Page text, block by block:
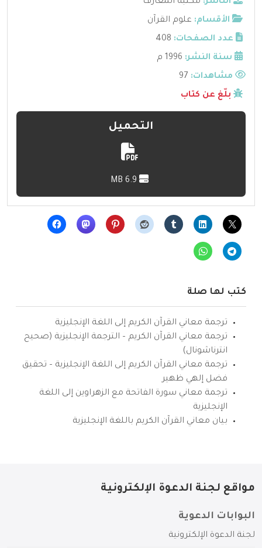
الأقسام: علوم القرآن
عدد الصفحات: 408
سنة النشر: 1996 م
مشاهدات:
بلّغ عن كتاب
التحميل
كتب لها صلة
ترجمة معاني القرآن الكريم إلى اللغة الإنجليزية
ترجمة معاني القرآن الكريم – الترجمة الإنجليزية (صحيح
انترناشونال)
ترجمة معاني القرآن الكريم إلى اللغة الإنجليزية – تحقيق
فضل إلهي ظهير
ترجمة معاني سورة الفاتحة مع الزهراوين إلى اللغة
الإنجليزية
بيان معاني القرآن الكريم باللغة الإنجليزية
مواقع لجنة الدعوة الإلكترونية
البوابات الدعوية
لجنة الدعوة الإلكترونية